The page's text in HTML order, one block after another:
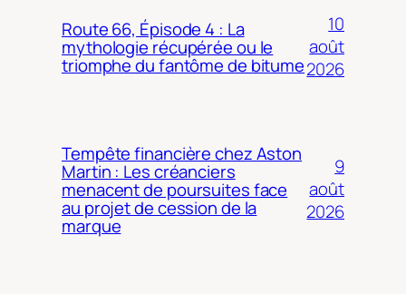
Route 66, Épisode 4 : La
mythologie récupérée ou le
triomphe du fantôme de bitume
10
août
2026
Tempête financière chez Aston
Martin : Les créanciers
menacent de poursuites face
au projet de cession de la
marque
9
août
2026